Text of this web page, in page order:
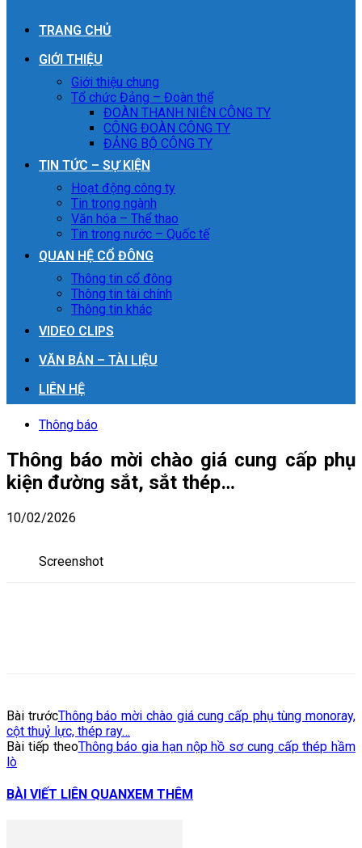
TRANG CHỦ
GIỚI THIỆU
Giới thiệu chung
Tổ chức Đảng – Đoàn thể
ĐOÀN THANH NIÊN CÔNG TY
CÔNG ĐOÀN CÔNG TY
ĐẢNG BỘ CÔNG TY
TIN TỨC – SỰ KIỆN
Hoạt động công ty
Tin trong ngành
Văn hóa – Thể thao
Tin trong nước – Quốc tế
QUAN HỆ CỔ ĐÔNG
Thông tin cổ đông
Thông tin tài chính
Thông tin khác
VIDEO CLIPS
VĂN BẢN – TÀI LIỆU
LIÊN HỆ
Thông báo
Thông báo mời chào giá cung cấp phụ
kiện đường sắt, sắt thép…
10/02/2026
Screenshot
Bài trướcThông báo mời chào giá cung cấp phụ tùng monoray,
cột thuỷ lực, thép ray…
Bài tiếp theoThông báo gia hạn nộp hồ sơ cung cấp thép hầm
lò
BÀI VIẾT LIÊN QUANXEM THÊM